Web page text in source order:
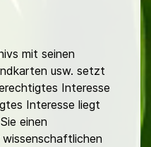
mit seinen
usw. setzt
Interesse
Interesse liegt
einen